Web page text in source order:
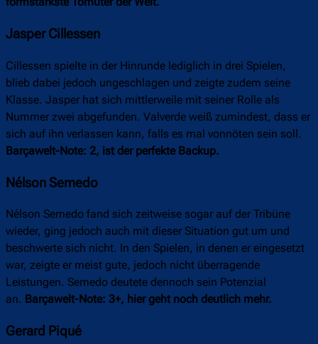
Jasper Cillessen
Cillessen spielte in der Hinrunde lediglich in drei Spielen,
blieb dabei jedoch ungeschlagen und zeigte zudem seine
Klasse. Jasper hat sich mittlerweile mit seiner Rolle als
Nummer zwei abgefunden. Valverde weiß zumindest, dass er
sich auf ihn verlassen kann, falls es mal vonnöten sein soll.
Barçawelt-Note: 2, ist der perfekte Backup.
Nélson Semedo
Nélson Semedo fand sich zeitweise sogar auf der Tribüne
wieder, ging jedoch auch mit dieser Situation gut um und
beschwerte sich nicht. In den Spielen, in denen er eingesetzt
war, zeigte er meist gute, jedoch nicht überragende
Leistungen. Semedo deutete dennoch sein Potenzial
an. Barçawelt-Note: 3+, hier geht noch deutlich mehr.
Gerard Piqué